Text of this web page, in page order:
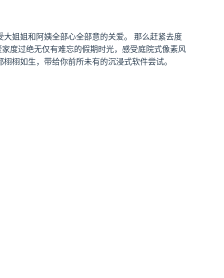
姐姐和阿姨全部心全部意的关爱。 那么赶紧去度
度过绝无仅有难忘的假期时光，感受庭院式像素风
栩如生，带给你前所未有的沉浸式软件尝试。